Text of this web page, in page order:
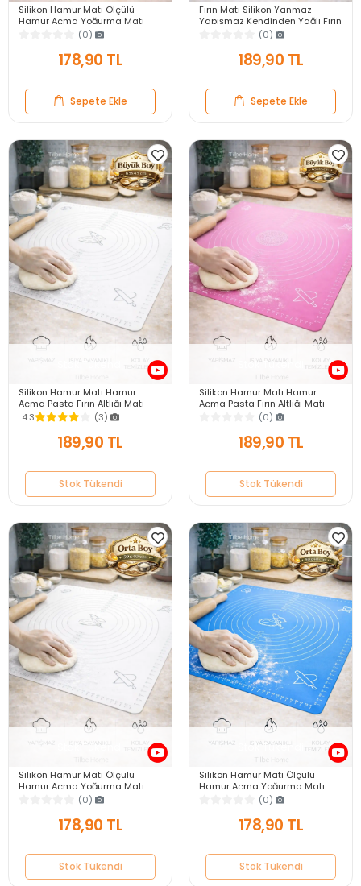
Silikon Hamur Matı Ölçülü
Hamur Açma Yoğurma Matı
Orta Boy Pembe 50 x 40 cm
(0)
178,90 TL
Sepete Ekle
Fırın Matı Silikon Yanmaz
Yapışmaz Kendinden Yağlı Fırın
Pişirme Kağıdı Hamur Açma
(0)
189,90 TL
Sepete Ekle
Stok Tükendi
Silikon Hamur Matı Hamur
Açma Pasta Fırın Altlığı Matı
Ölçülü Hamur Yoğurma Beyaz
Büyük Boy 65X45
4.3 (3)
189,90 TL
Stok Tükendi
Stok Tükendi
Silikon Hamur Matı Hamur
Açma Pasta Fırın Altlığı Matı
Ölçülü Hamur Yoğurma Pembe
Büyük Boy 65X45
(0)
189,90 TL
Stok Tükendi
Stok Tükendi
Silikon Hamur Matı Ölçülü
Hamur Açma Yoğurma Matı
Orta Boy Beyaz 50 x 40 cm
(0)
178,90 TL
Stok Tükendi
Stok Tükendi
Silikon Hamur Matı Ölçülü
Hamur Açma Yoğurma Matı
Orta Boy Mavi 50 x 40 cm
(0)
178,90 TL
Stok Tükendi